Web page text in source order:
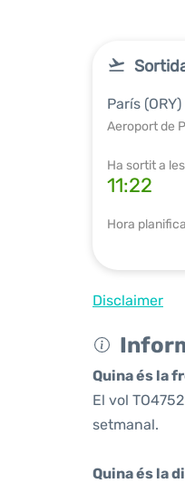
París (ORY)
Aeroport de
Ha sortit a
11:22
Hora
Disclaimer
Quina és la
El vol
setmanal.
Quina és la